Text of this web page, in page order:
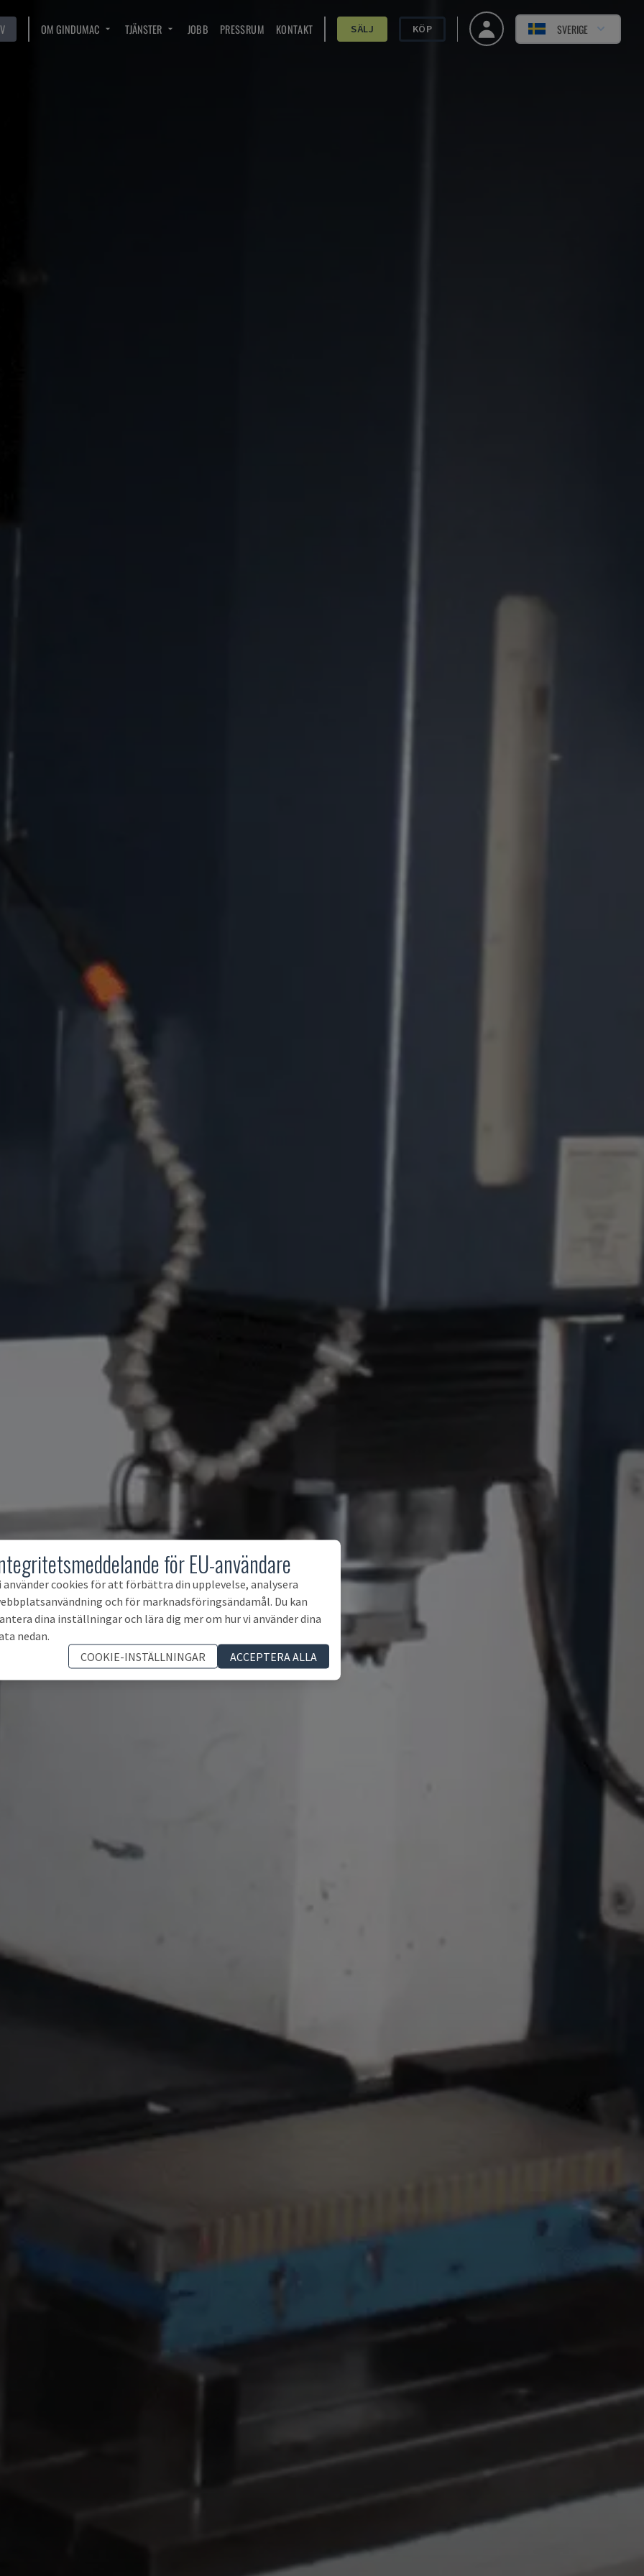
OM GINDUMAC TJÄNSTER JOBB PRESSRUM KONTAKT SÄLJ KÖP SVERIGE
för EU-användare
använder cookies för att förbättra din upplevelse, analysera
och för marknadsföringsändamål. Du kan
dina inställningar och lära dig mer om hur vi använder dina
nedan.
COOKIE-INSTÄLLNINGAR
ACCEPTERA ALLA